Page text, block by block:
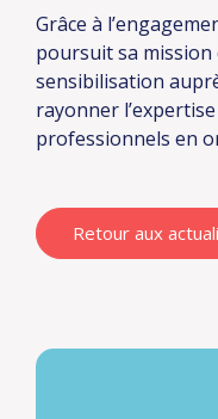
Grâce à
poursuit sa mission
sensibilisation
rayonner
professionnels en
Retour aux